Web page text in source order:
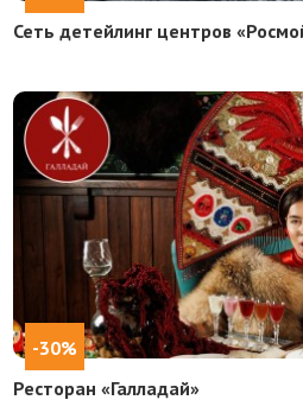
Сеть детейлинг центров
-30%
Ресторан «Галладай»